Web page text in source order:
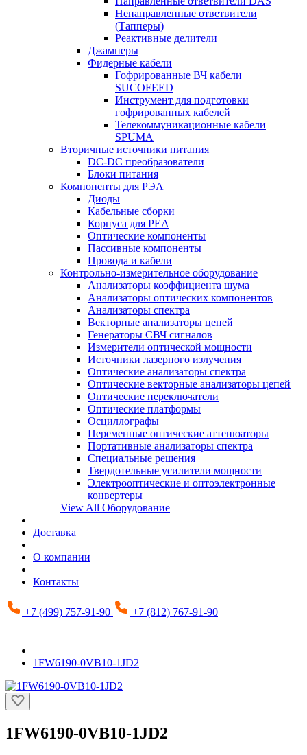
Ненаправленные ответвители
(Тапперы)
Реактивные делители
Джамперы
Фидерные кабели
Гофрированные ВЧ кабели
SUCOFEED
Инструмент для подготовки
гофрированных кабелей
Телекоммуникационные кабели
SPUMA
Вторичные источники питания
DC-DC преобразователи
Блоки питания
Компоненты для РЭА
Диоды
Кабельные сборки
Корпуса для РЕА
Оптические компоненты
Пассивные компоненты
Провода и кабели
Контрольно-измерительное оборудование
Анализаторы коэффициента шума
Анализаторы оптических компонентов
Анализаторы спектра
Векторные анализаторы цепей
Генераторы СВЧ сигналов
Измерители оптической мощности
Источники лазерного излучения
Оптические анализаторы спектра
Оптические векторные анализаторы цепей
Оптические переключатели
Оптические платформы
Осциллографы
Переменные оптические аттенюаторы
Портативные анализаторы спектра
Специальные решения
Твердотельные усилители мощности
Электрооптические и оптоэлектронные
конвертеры
View All Оборудование
Доставка
О компании
Контакты
+7 (499) 757-91-90 +7 (812) 767-91-90
1FW6190-0VB10-1JD2
1FW6190-0VB10-1JD2